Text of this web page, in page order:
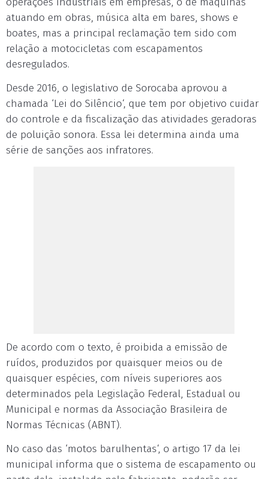
atuando em obras, música alta em bares, shows e
boates, mas a principal reclamação tem sido com
relação a motocicletas com escapamentos
desregulados.
Desde 2016, o legislativo de Sorocaba aprovou a
chamada ‘Lei do Silêncio‘, que tem por objetivo cuidar
do controle e da fiscalização das atividades geradoras
de poluição sonora. Essa lei determina ainda uma
série de sanções aos infratores.
De acordo com o texto, é proibida a emissão de
ruídos, produzidos por quaisquer meios ou de
quaisquer espécies, com níveis superiores aos
determinados pela Legislação Federal, Estadual ou
Municipal e normas da Associação Brasileira de
Normas Técnicas (ABNT).
No caso das ‘motos barulhentas‘, o artigo 17 da lei
municipal informa que o sistema de escapamento ou